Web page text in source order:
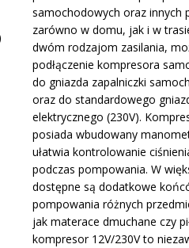
mistrzostwach
WIADOMOŚCI
wrażenia z jazdy testowej
samochodowych oraz innych
zarówno w domu, jak i w
dwóm rodzajom zasilania,
podłączenie kompresora
do gniazda zapalniczki
oraz do standardowego
elektrycznego (230V).
posiada wbudowany
ułatwia kontrolowanie
podczas pompowania. W
dostępne są dodatkowe
pompowania różnych
jak materace dmuchane czy
kompresor 12V/230V to